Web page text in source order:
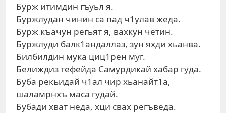
Бурж итимдин гъуьл я.
Буржлудан чинин са пад ч1улав жеда.
Бурж къачун регьят я, вахкун четин.
Буржлуди балк1андаллаз, зун яхди хьанва.
Билбилдин мука циц1рен муг.
Белиждиз тефейда Самурдикай хабар гуда.
Буба рекьидай ч1ал чир хьанайт1а,
шаламрнхъ маса гудай.
Бубади хват неда, хци свах регъведа.